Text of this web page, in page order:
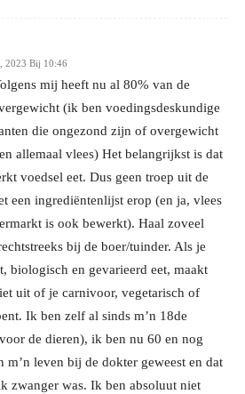
2023 Bij 10:46
mij heeft nu al 80% van de
(ik ben voedingsdeskundige
die ongezond zijn of overgewicht
allemaal vlees) Het belangrijkst is dat
voedsel eet. Dus geen troep uit de
een ingrediëntenlijst erop (en ja, vlees
is ook bewerkt). Haal zoveel
bij de boer/tuinder. Als je
biologisch en gevarieerd eet, maakt
uit of je carnivoor, vegetarisch of
Ik ben zelf al sinds m’n 18de
de dieren), ik ben nu 60 en nog
m’n leven bij de dokter geweest en dat
zwanger was. Ik ben absoluut niet